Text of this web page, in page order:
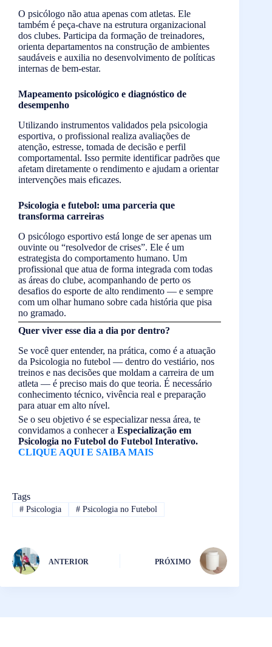
O psicólogo não atua apenas com atletas. Ele
também é peça-chave na estrutura organizacional
dos clubes. Participa da formação de treinadores,
orienta departamentos na construção de ambientes
saudáveis e auxilia no desenvolvimento de políticas
internas de bem-estar.
Mapeamento psicológico e diagnóstico de
desempenho
Utilizando instrumentos validados pela psicologia
esportiva, o profissional realiza avaliações de
atenção, estresse, tomada de decisão e perfil
comportamental. Isso permite identificar padrões que
afetam diretamente o rendimento e ajudam a orientar
intervenções mais eficazes.
Psicologia e futebol: uma parceria que
transforma carreiras
O psicólogo esportivo está longe de ser apenas um
ouvinte ou “resolvedor de crises”. Ele é um
estrategista do comportamento humano. Um
profissional que atua de forma integrada com todas
as áreas do clube, acompanhando de perto os
desafios do esporte de alto rendimento — e sempre
com um olhar humano sobre cada história que pisa
no gramado.
Quer viver esse dia a dia por dentro?
Se você quer entender, na prática, como é a atuação
da Psicologia no futebol — dentro do vestiário, nos
treinos e nas decisões que moldam a carreira de um
atleta — é preciso mais do que teoria. É necessário
conhecimento técnico, vivência real e preparação
para atuar em alto nível.
Se o seu objetivo é se especializar nessa área, te
convidamos a conhecer a Especialização em
Psicologia no Futebol do Futebol Interativo.
CLIQUE AQUI E SAIBA MAIS
Tags
#Psicologia #Psicologia no Futebol
ANTERIOR PRÓXIMO